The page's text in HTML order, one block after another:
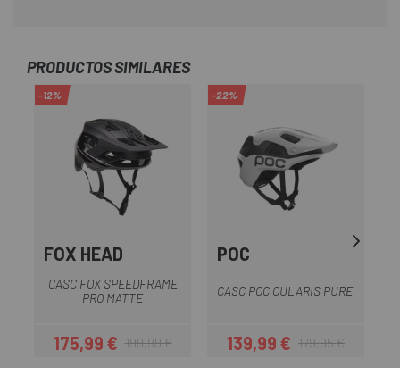
PRODUCTOS SIMILARES
-12%
FOX HEAD
CASC FOX SPEEDFRAME
PRO MATTE
Preu
175,99 €Preu regular
199,99 €
-22%
POC
CASC POC CULARIS PURE
Preu
139,99 €Preu regular
179,95 €